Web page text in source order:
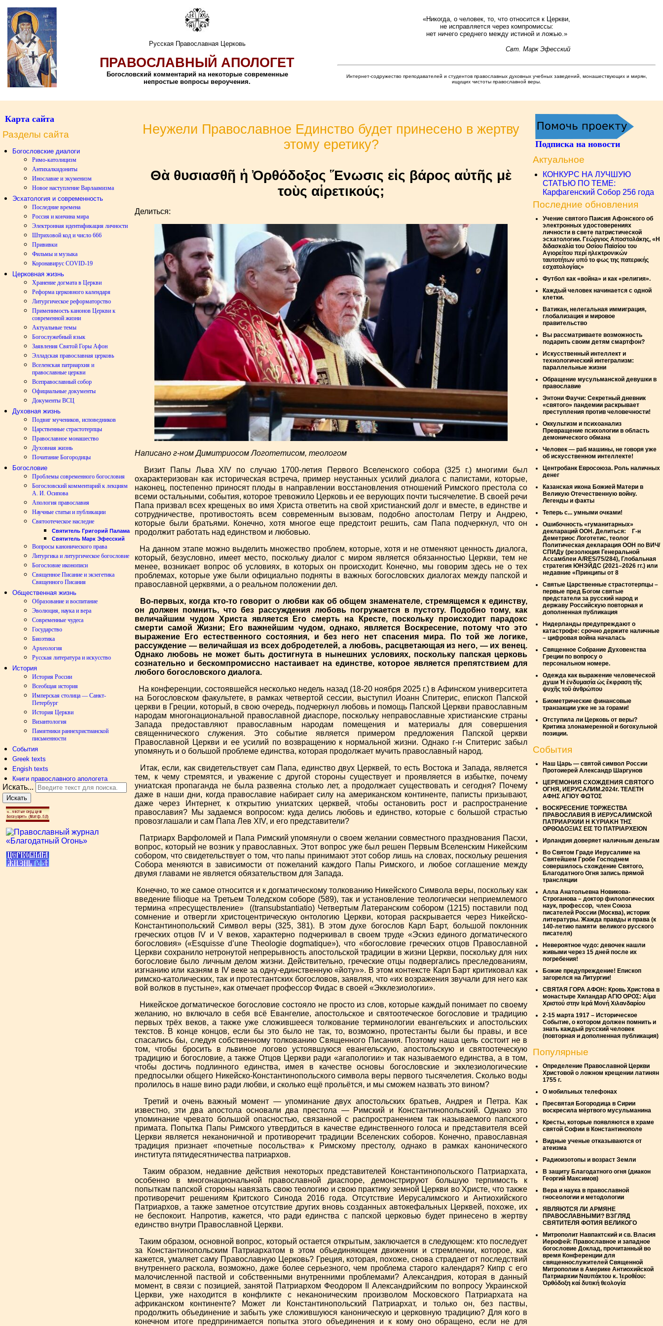
Русская Православная Церковь
ПРАВОСЛАВНЫЙ АПОЛОГЕТ
Богословский комментарий на некоторые современные
непростые вопросы вероучения.
«Никогда, о человек, то, что относится к Церкви,
не исправляется через компромиссы:
нет ничего среднего между истиной и ложью.»
Свт. Марк Эфесский
Интернет-содружество преподавателей и студентов православных духовных учебных заведений, монашествующих и мирян,
ищущих чистоты православной веры.
Карта сайта
Разделы сайта
Богословские диалоги
Римо-католицизм
Антихалкидониты
Инославие и экуменизм
Новое наступление Варлаамизма
Эсхатология и современность
Последние времена
Россия и кончина мира
Электронная идентификация личности
Штриховой код и число 666
Прививки
Фильмы и музыка
Коронавирус COVID-19
Церковная жизнь
Хранение догмата в Церкви
Реформа церковного календаря
Литургическое реформаторство
Применимость канонов Церкви к
современной жизни
Актуальные темы
Богослужебный язык
Заявления Святой Горы Афон
Элладская православная церковь
Вселенская патриархия и
православные церкви
Всеправославный собор
Официальные документы
Документы ВСЦ
Духовная жизнь
Подвиг мучеников, исповедников
Царственные страстотерпцы
Православное монашество
Духовная жизнь
Почитание Богородицы
Богословие
Проблемы современного богословия
Богословский комментарий к лекциям
А. И. Осипова
Апология православия
Научные статьи и публикации
Святоотеческое наследие
Святитель Григорий Палама
Святитель Марк Эфесский
Вопросы канонического права
Литургика и литургическое богословие
Богословие иконописи
Священное Писание и экзегетика
Священного Писания
Общественная жизнь
Образование и воспитание
Эволюция, наука и вера
Современные чудеса
Государство
Биоэтика
Археология
Русская литература и искусство
История
История России
Всеобщая история
Имперская столица — Санкт-
Петербург
История Церкви
Византология
Памятники раннехристианской
письменности
События
Greek texts
Engish texts
Книги православного апологета
Искать...
Искать
Неужели Православное Единство будет принесено в жертву
этому еретику?
Θὰ θυσιασθῆ ἡ Ὀρθόδοξος Ἕνωσις εἰς βάρος αὐτῆς μὲ
τοὺς αἱρετικούς;
Делиться:
Написано г-ном Димитриосом Логотетисом, теологом
Визит Папы Льва XIV по случаю 1700-летия Первого Вселенского собора (325 г.) многими был
охарактеризован как историческая встреча, пример неустанных усилий диалога с папистами, которые,
наконец, постепенно приносят плоды в направлении восстановления отношений Римского престола со
всеми остальными, события, которое тревожило Церковь и ее верующих почти тысячелетие. В своей речи
Папа призвал всех крещеных во имя Христа ответить на свой христианский долг и вместе, в единстве и
сотрудничестве, противостоять всем современным вызовам, подобно апостолам Петру и Андрею,
которые были братьями. Конечно, хотя многое еще предстоит решить, сам Папа подчеркнул, что он
продолжит работать над единством и любовью.
На данном этапе можно выделить множество проблем, которые, хотя и не отменяют ценность диалога,
который, безусловно, имеет место, поскольку диалог с миром является обязанностью Церкви, тем не
менее, возникает вопрос об условиях, в которых он происходит. Конечно, мы говорим здесь не о тех
проблемах, которые уже были официально подняты в важных богословских диалогах между папской и
православной церквями, а о реальном положении дел.
Во-первых, когда кто-то говорит о любви как об общем знаменателе, стремящемся к единству,
он должен помнить, что без рассуждения любовь погружается в пустоту. Подобно тому, как
величайшим чудом Христа является Его смерть на Кресте, поскольку происходит парадокс
смерти самой Жизни; Его важнейшим чудом, однако, является Воскресение, потому что это
выражение Его естественного состояния, и без него нет спасения мира. По той же логике,
рассуждение — величайшая из всех добродетелей, а любовь, расцветающая из него, — их венец.
Однако любовь не может быть достигнута в нынешних условиях, поскольку папская церковь
сознательно и бескомпромиссно настаивает на единстве, которое является препятствием для
любого богословского диалога.
На конференции, состоявшейся несколько недель назад (18-20 ноября 2025 г.) в Афинском университета
на Богословском факультете, в рамках четвертой сессии, выступил Иоанн Спитерис, епископ Папской
церкви в Греции, который, в свою очередь, подчеркнул любовь и помощь Папской Церкви православным
народам многонациональной православной диаспоре, поскольку неправославные христианские страны
Запада предоставляют православным народам помещения и материалы для совершения
священнического служения. Это событие является примером предложения Папской церкви
Православной Церкви и ее усилий по возвращению к нормальной жизни. Однако г-н Спитерис забыл
упомянуть и о большой проблеме единства, которая продолжает мучить православный народ.
Итак, если, как свидетельствует сам Папа, единство двух Церквей, то есть Востока и Запада, является
тем, к чему стремятся, и уважение с другой стороны существует и проявляется в избытке, почему
униатская пропаганда не была развеяна столько лет, а продолжает существовать и сегодня? Почему
даже в наши дни, когда православие набирает силу на американском континенте, паписты призывают,
даже через Интернет, к открытию униатских церквей, чтобы остановить рост и распространение
православия? Мы задаемся вопросом: куда делись любовь и единство, которые с большой страстью
провозглашали и сам Папа Лев XIV, и его представители?
Патриарх Варфоломей и Папа Римский упомянули о своем желании совместного празднования Пасхи,
вопрос, который не возник у православных. Этот вопрос уже был решен Первым Вселенским Никейским
собором, что свидетельствует о том, что папы принимают этот собор лишь на словах, поскольку решения
Собора меняются в зависимости от пожеланий каждого Папы Римского, и любое соглашение между
двумя главами не является обязательством для Запада.
Конечно, то же самое относится и к догматическому толкованию Никейского Символа веры, поскольку как
введение filioque на Третьем Толедском соборе (589), так и установление теологически неприемлемого
термина «пресуществление» ((transubstantiatio)Четвертым Латеранским собором (1215) поставили под
сомнение и отвергли христоцентрическую онтологию Церкви, которая раскрывается через Никейско-
Константинопольский Символ веры (325, 381). В этом духе богослов Карл Барт, большой поклонник
греческих отцов IV и V веков, характерно подчеркивал в своем труде «Эскиз единого догматического
богословия» («Esquisse d’une Theologie dogmatique»), что «богословие греческих отцов Православной
Церкви сохранило нетронутой непрерывность апостольской традиции в жизни Церкви, поскольку для них
богословие было личным делом жизни. Действительно, греческие отцы подвергались преследованиям,
изгнанию или казням в IV веке за одну-единственную «йоту»». В этом контексте Карл Барт критиковал как
римско-католических, так и протестантских богословов, заявляя, что «их возражения звучали для него как
вой волков в пустыне», как отмечает профессор Фидас в своей «Экклезиологии».
Никейское догматическое богословие состояло не просто из слов, которые каждый понимает по своему
желанию, но включало в себя всё Евангелие, апостольское и святоотеческое богословие и традицию
первых трёх веков, а также уже сложившееся толкование терминологии евангельских и апостольских
текстов. В конце концов, если бы это было не так, то, возможно, протестанты были бы правы, и все
спасались бы, следуя собственному толкованию Священного Писания. Поэтому наша цель состоит не в
том, чтобы бросить в львиное логово устоявшуюся евангельскую, апостольскую и святоотеческую
традицию и богословие, а также Отцов Церкви ради «агапологии» и так называемого единства, а в том,
чтобы достичь подлинного единства, имея в качестве основы богословские и экклезиологические
предпосылки общего Никейско-Константинопольского символа веры первого тысячелетия. Сколько воды
пролилось в наше вино ради любви, и сколько ещё прольётся, и мы сможем назвать это вином?
Третий и очень важный момент — упоминание двух апостольских братьев, Андрея и Петра. Как
известно, эти два апостола основали два престола — Римский и Константинопольский. Однако это
упоминание чревато большой опасностью, связанной с распространением так называемого папского
примата. Попытка Папы Римского утвердиться в качестве единственного голоса и представителя всей
Церкви является неканоничной и противоречит традиции Вселенских соборов. Конечно, православная
традиция признает «почетные посольства» к Римскому престолу, однако в рамках канонического
института пятидесятничества патриархов.
Таким образом, недавние действия некоторых представителей Константинопольского Патриархата,
особенно в многонациональной православной диаспоре, демонстрируют большую терпимость к
попыткам папской стороны навязать свою теологию и свою практику земной Церкви во Христе, что также
противоречит решениям Критского Синода 2016 года. Отсутствие Иерусалимского и Антиохийского
Патриархов, а также заметное отсутствие других вновь созданных автокефальных Церквей, похоже, их
не беспокоит. Напротив, кажется, что ради единства с папской церковью будет принесено в жертву
единство внутри Православной Церкви.
Таким образом, основной вопрос, который остается открытым, заключается в следующем: кто последует
за Константинопольским Патриархатом в этом объединяющем движении и стремлении, которое, как
кажется, умаляет саму Православную Церковь? Греция, которая, похоже, снова страдает от последствий
внутреннего раскола, возможно, даже более серьезного, чем проблема старого календаря? Кипр с его
малочисленной паствой и собственными внутренними проблемами? Александрия, которая в данный
момент, в связи с позицией, занятой Патриархом Феодором II Александрийским по вопросу Украинской
Церкви, уже находится в конфликте с неканоническим произволом Московского Патриархата на
африканском континенте? Может ли Константинопольский Патриархат, и только он, без паствы,
продолжить объединение и забыть уже сложившуюся каноническую и церковную традицию? Для кого в
конечном итоге предпринимается попытка этого объединения и к кому оно обращено, если не для
Подписка на новости
Актуальное
КОНКУРС НА ЛУЧШУЮ
СТАТЬЮ ПО ТЕМЕ:
Карфагенский Собор 256 года
Последние обновления
Учение святого Паисия Афонского об
электронных удостоверениях
личности в свете патристической
эсхатологии. Γεώργιος Αποστολάκης, «Η
διδασκαλία του Οσίου Παϊσίου του
Αγιορείτου περί ηλεκτρονικών
ταυτοτήτων υπό το φως της πατερικής
εσχατολογίας»
Футбол как «война» и как «религия».
Каждый человек начинается с одной
клетки.
Ватикан, нелегальная иммиграция,
глобализация и мировое
правительство
Вы рассматриваете возможность
подарить своим детям смартфон?
Искусственный интеллект и
технологический интегрализм:
параллельные жизни
Обращение мусульманской девушки в
православие
Энтони Фаучи: Секретный дневник
«святого» пандемии раскрывает
преступления против человечности!
Оккультизм и психоанализ
Превращение психологии в область
демонического обмана
Человек — раб машины, не говоря уже
об искусственном интеллекте!
Центробанк Евросоюза. Роль наличных
денег
Казанская икона Божией Матери в
Великую Отечественную войну.
Легенды и факты
Теперь с... умными очками!
Ошибочность «гуманитарных»
деклараций ООН. Делиться: Г-н
Деметриос Логотетис, теолог
Политическая декларация ООН по ВИЧ/
СПИДу (резолюция Генеральной
Ассамблеи A/RES/75/284), Глобальная
стратегия ЮНЭЙДС (2021–2026 гг.) или
недавние «Принципы от 8
Святые Царственные страстотерпцы –
первые пред Богом святые
предстатели за русский народ и
державу Российскую повторная и
дополненная публикация
Нидерланды предупреждают о
катастрофе: срочно держите наличные
– цифровая война началась
Священное Собрание Духовенства
Греции по вопросу о
персональном номере.
Одежда как выражение человеческой
души Ἡ ἐνδυμασία ὡς ἔκφραση τῆς
ψυχῆς τοῦ ἀνθρώπου
Биометрические финансовые
транзакции уже не за горами!
Отступила ли Церковь от веры?
Критика злонамеренной и богохульной
позиции.
События
Наш Царь — святой символ России
Протоиерей Александр Шаргунов
ЦЕРЕМОНИЯ СХОЖДЕНИЯ СВЯТОГО
ОГНЯ, ИЕРУСАЛИМ.2024г. ΤΕΛΕΤΗ
ΑΦΗΣ ΑΓΙΟΥ ΦΩΤΟΣ
ВОСКРЕСЕНИЕ ТОРЖЕСТВА
ПРАВОСЛАВИЯ В ИЕРУСАЛИМСКОЙ
ПАТРИАРХИИ Η ΚΥΡΙΑΚΗ ΤΗΣ
ΟΡΘΟΔΟΞΙΑΣ ΕΙΣ ΤΟ ΠΑΤΡΙΑΡΧΕΙΟΝ
Ирландия доверяет наличным деньгам
Во Святом Граде Иерусалиме на
Святейшем Гробе Господнем
совершилось схождение Святого,
Благодатного Огня запись прямой
трансляции
Алла Анатольевна Новикова-
Строганова – доктор филологических
наук, профессор, член Союза
писателей России (Москва), историк
литературы. Жажда правды и права (к
140-летию памяти великого русского
писателя)
Невероятное чудо: девочек нашли
живыми через 15 дней после их
погребения!
Божие предупреждение! Епископ
загорелся на Литургии!
СВЯТАЯ ГОРА АФОН: Кровь Христова в
монастыре Хиландар ΑΓΙΟ ΟΡΟΣ: Αίμα
Χριστού στην Ιερά Μονή Χιλανδαρίου
2-15 марта 1917 – Историческое
Событие, о котором должен помнить и
знать каждый русский человек
(повторная и дополненная публикация)
Популярные
Oпределение Православной Церкви
Христовой о ложном крещении латинян
1755 г.
О мобильных телефонах
Пресвятая Богородица в Сирии
воскресила мёртвого мусульманина
Кресты, которые появляются в храме
святой Софии в Константинополе
Видные ученые отказываются от
атеизма
Радиоизотопы и возраст Земли
В защиту Благодатного огня (диакон
Георгий Максимов)
Вера и наука в православной
гносеологии и методологии
ЯВЛЯЮТСЯ ЛИ АРМЯНЕ
ПРАВОСЛАВНЫМИ? ВЗГЛЯД
СВЯТИТЕЛЯ ФОТИЯ ВЕЛИКОГО
Митрополит Навпактский и св. Власия
Иерофей: Православное и западное
богословие Доклад, прочитанный во
время Конференции для
священнослужителей Священной
Митрополии в Америке Антиохийской
Патриархии Ναυπάκτου κ. Ἱεροθέου:
Ὀρθόδοξη καί δυτική θεολογία